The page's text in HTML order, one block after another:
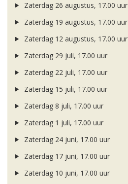
Zaterdag 26 augustus, 17.00 uur
Zaterdag 19 augustus, 17.00 uur
Zaterdag 12 augustus, 17.00 uur
Zaterdag 29 juli, 17.00 uur
Zaterdag 22 juli, 17.00 uur
Zaterdag 15 juli, 17.00 uur
Zaterdag 8 juli, 17.00 uur
Zaterdag 1 juli, 17.00 uur
Zaterdag 24 juni, 17.00 uur
Zaterdag 17 juni, 17.00 uur
Zaterdag 10 juni, 17.00 uur